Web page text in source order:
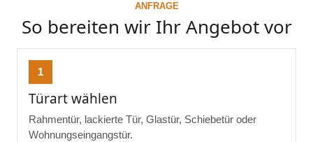
ANFRAGE
So bereiten wir Ihr Angebot vor
1
Türart wählen
Rahmentür, lackierte Tür, Glastür, Schiebetür oder
Wohnungseingangstür.